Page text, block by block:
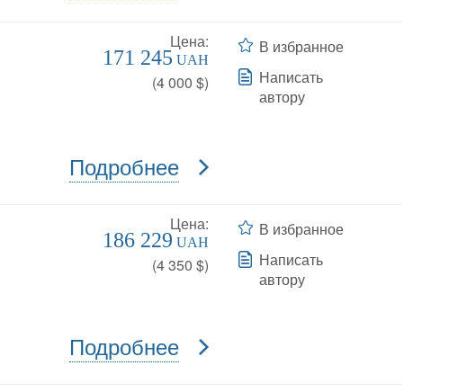
Цена:
171 245 UAH
(4 000 $)
Подробнее
В избранное
Написать
автору
Цена:
186 229 UAH
(4 350 $)
Подробнее
В избранное
Написать
автору